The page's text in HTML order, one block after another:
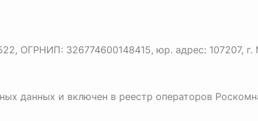
ОГРНИП: 326774600148415, юр. адрес: 107207, г.
данных и включен в реестр операторов